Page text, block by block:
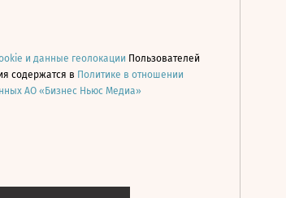
и данные геолокации Пользователей
содержатся в Политике в отношении
АО «Бизнес Ньюс Медиа»